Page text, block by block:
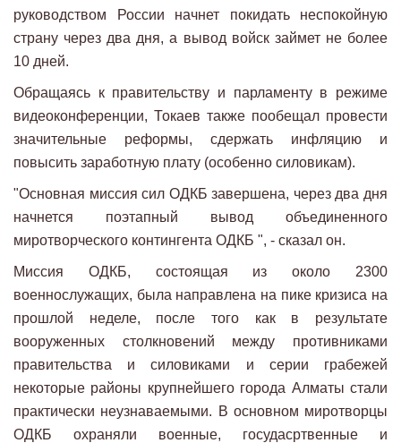
руководством России начнет покидать неспокойную
страну через два дня, а вывод войск займет не более
10 дней.
Обращаясь к правительству и парламенту в режиме
видеоконференции, Токаев также пообещал провести
значительные реформы, сдержать инфляцию и
повысить заработную плату (особенно силовикам).
"Основная миссия сил ОДКБ завершена, через два дня
начнется поэтапный вывод объединенного
миротворческого контингента ОДКБ ", - сказал он.
Миссия ОДКБ, состоящая из около 2300
военнослужащих, была направлена на пике кризиса на
прошлой неделе, после того как в результате
вооруженных столкновений между противниками
правительства и силовиками и серии грабежей
некоторые районы крупнейшего города Алматы стали
практически неузнаваемыми. В основном миротворцы
ОДКБ охраняли военные, госудасртвенные и